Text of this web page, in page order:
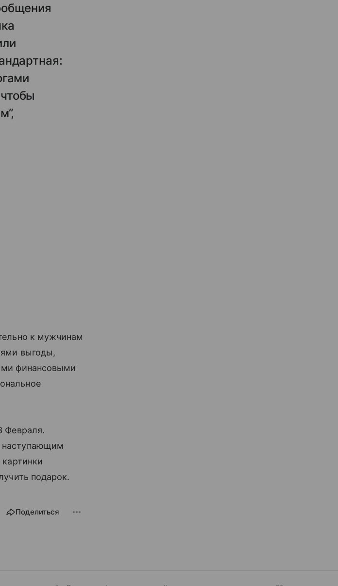
к мужчинам
выгоды,
финансовыми
Февраля.
наступающим
подарок.
Поделиться